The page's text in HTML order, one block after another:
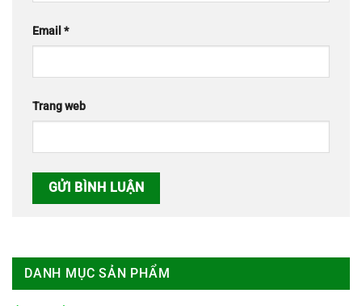
DANH MỤC SẢN PHẨM
Email *
Trang web